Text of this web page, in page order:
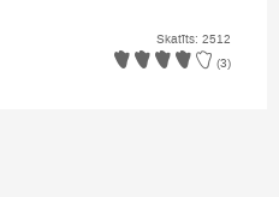
Skatīts: 2512
(3)